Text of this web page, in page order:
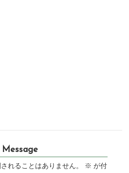
Message
れることはありません。 ※ が付